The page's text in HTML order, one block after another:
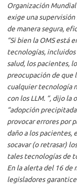
Organización
exige una
de manera segura,
“Si bien la OMS está
tecnologías, incluidos
salud, los pacientes,
preocupación de que
cualquier tecnología
con los LLM. “, dijo la
“adopción
provocar errores por
daño a los pacientes,
socavar (o retrasar)
tales tecnologías de
En la alerta del 16 de
legisladores